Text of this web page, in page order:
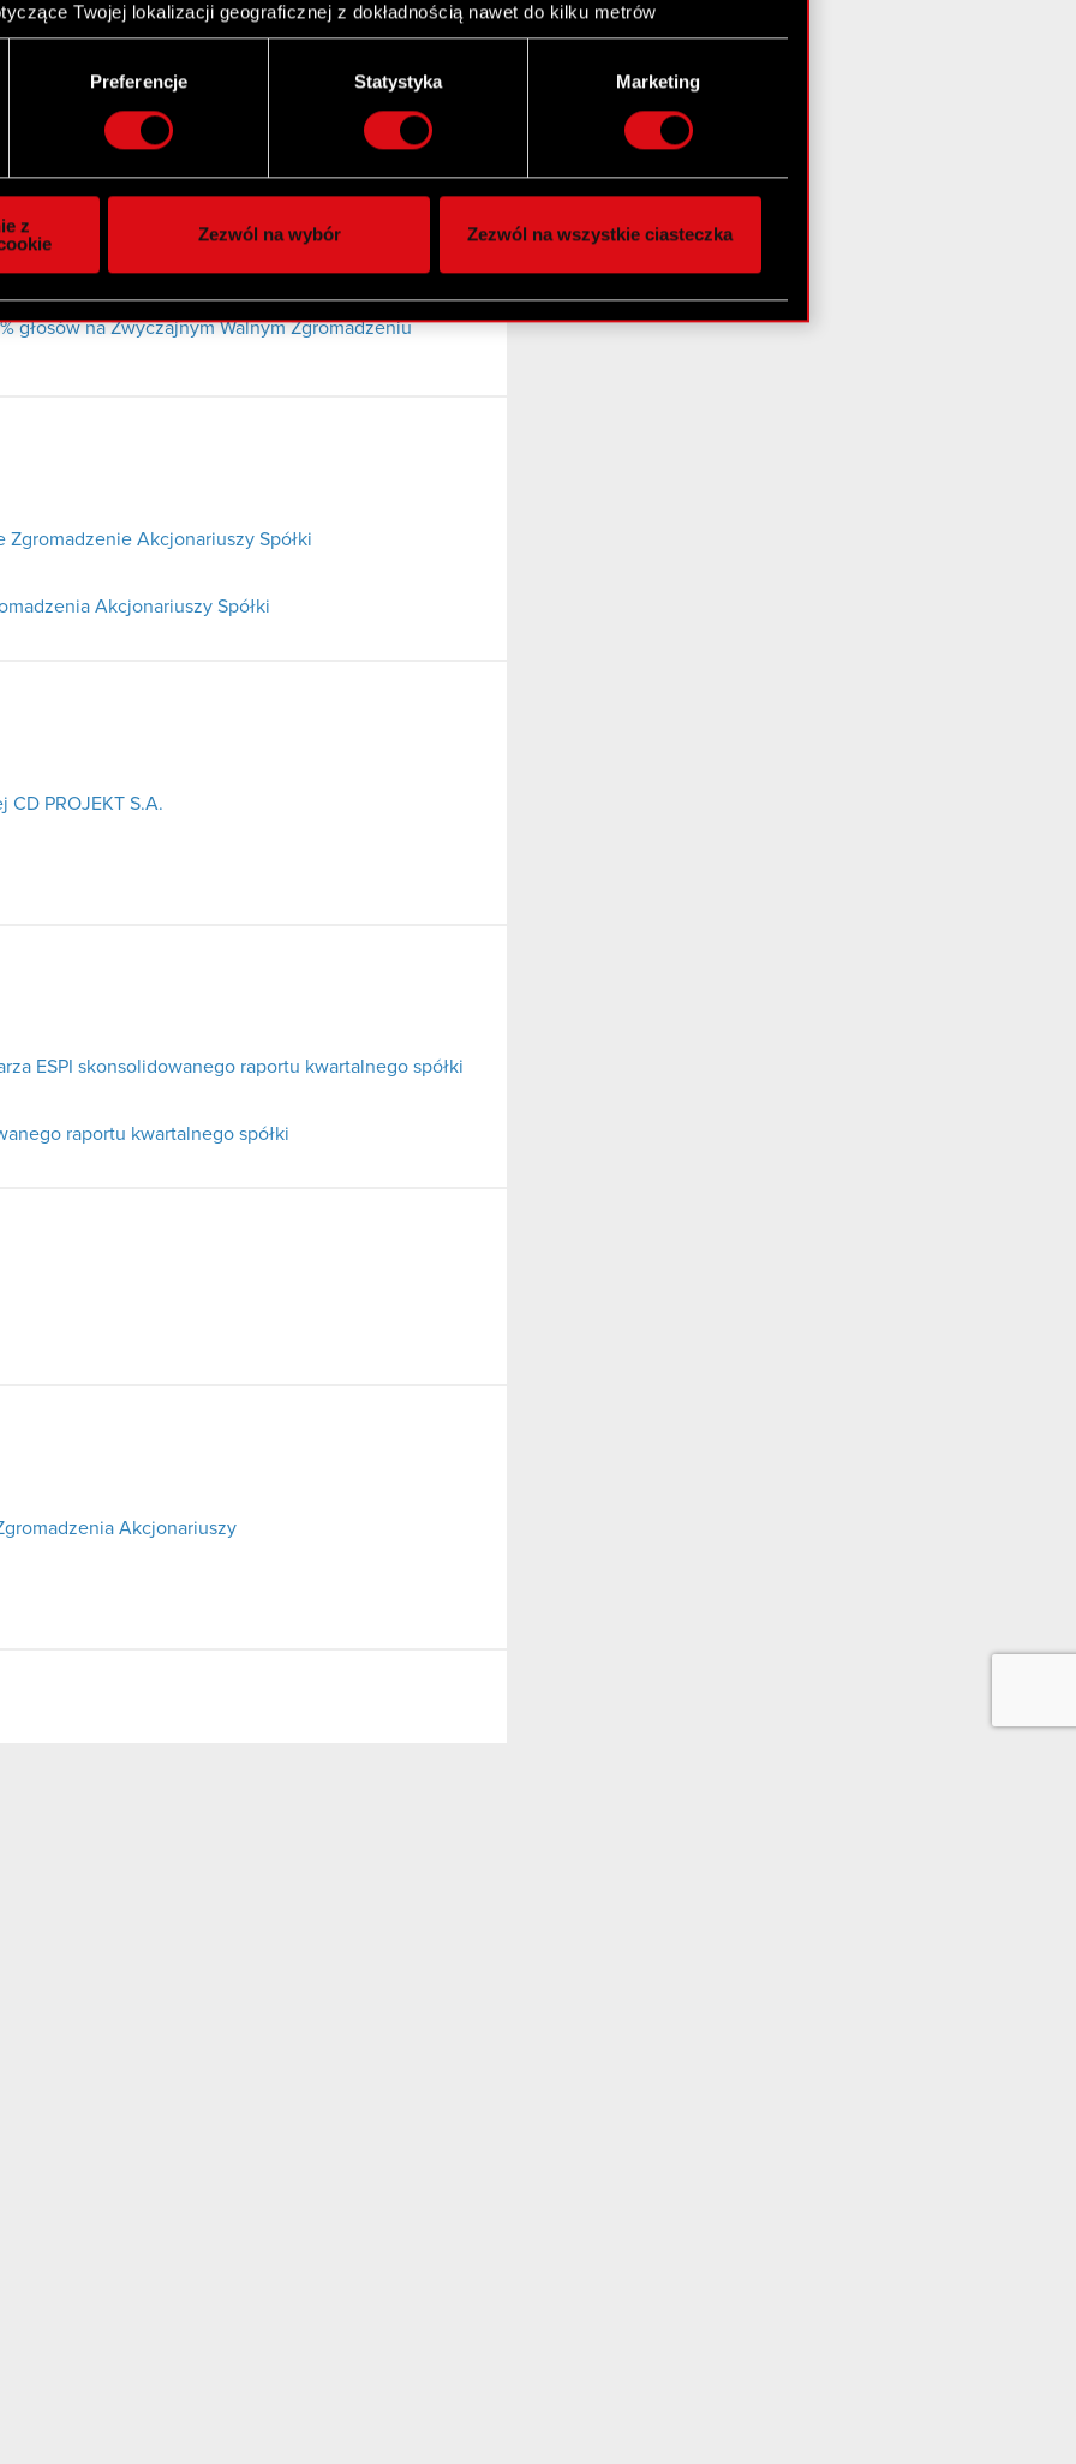
Twojej lokalizacji geograficznej z dokładnością nawet do kilku metrów
urządzenie, aktywnie analizując charakteryzującego je zbiory danych (fingerprinting,
tego, jak Twoje osobiste dane są przetwarzane oraz ustaw własne preferencje w
cookie możesz zmienić lub wycofać swoją zgodę w dowolnej chwili.
do spersonalizowania treści i reklam, aby oferować funkcje społecznościowe i
i analitycznym. Partnerzy mogą połączyć te informacje z innymi danymi
podczas korzystania z ich usług. Kontynuując korzystanie z naszej witryny,
cookie.
Preferencje Statystyka Marketing
z
Zezwól na wybór Zezwól na wszystkie ciasteczka
na nową kadencję
głosów na Zwyczajnym Walnym Zgromadzeniu
Zgromadzenie Akcjonariuszy Spółki
Akcjonariuszy Spółki
CD PROJEKT S.A.
ESPI skonsolidowanego raportu kwartalnego spółki
raportu kwartalnego spółki
Akcjonariuszy